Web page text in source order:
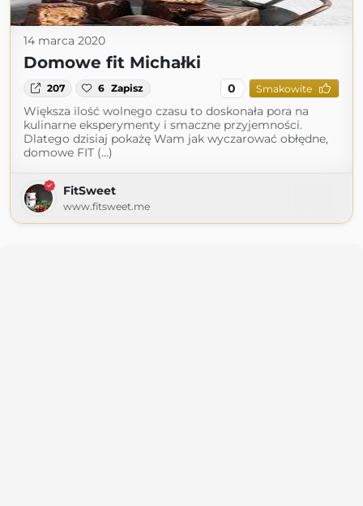
14 marca 2020
Domowe fit Michałki
207 6 Zapisz 0 Smakowite
Większa ilość wolnego czasu to doskonała pora na
kulinarne eksperymenty i smaczne przyjemności.
Dlatego dzisiaj pokażę Wam jak wyczarować obłędne,
domowe FIT (...)
FitSweet
www.fitsweet.me